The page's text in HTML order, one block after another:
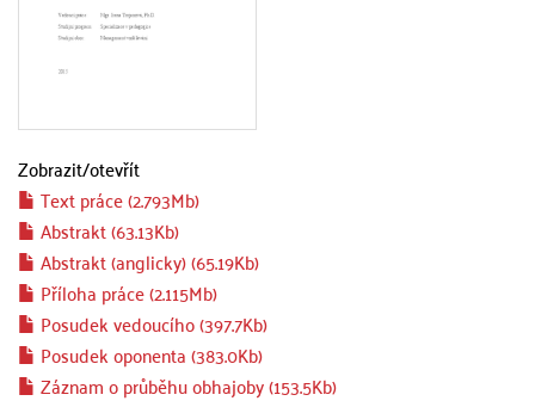
Zobrazit/otevřít
Text práce (2.793Mb)
Abstrakt (63.13Kb)
Abstrakt (anglicky) (65.19Kb)
Příloha práce (2.115Mb)
Posudek vedoucího (397.7Kb)
Posudek oponenta (383.0Kb)
Záznam o průběhu obhajoby (153.5Kb)